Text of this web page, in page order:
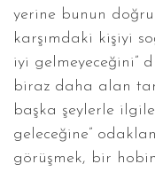
yerine bunun doğru
karşımdaki kişiyi
iyi gelmeyeceğini”
biraz daha alan
başka şeylerle
geleceğine”
görüşmek, bir